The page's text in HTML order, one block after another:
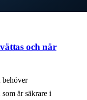
och när
behöver
är säkrare i